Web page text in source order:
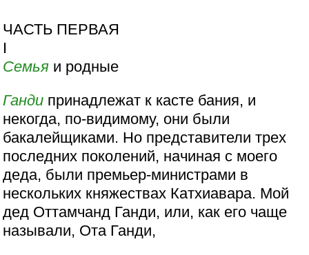
ЧАСТЬ ПЕРВАЯ
I
Семья и родные
Ганди принадлежат к касте бания, и
некогда, по-видимому, они были
бакалейщиками. Но представители трех
последних поколений, начиная с моего
деда, были премьер-министрами в
нескольких княжествах Катхиавара. Мой
дед Оттамчанд Ганди, или, как его чаще
называли, Ота Ганди,